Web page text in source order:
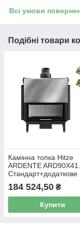
Всі умови
Подібні товари
Камінна топка Hitze
ARDENTE
Стандарт+додаткове
внутрішнє скло
184 524,50 ₴
Купити